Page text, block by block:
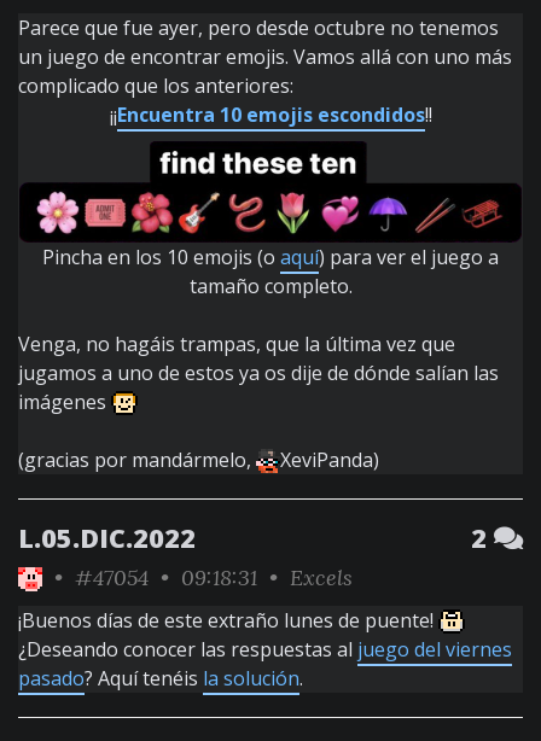
Parece que fue ayer, pero desde octubre no tenemos
un juego de encontrar emojis. Vamos allá con uno más
complicado que los anteriores:
¡¡Encuentra 10 emojis escondidos!!
Pincha en los 10 emojis (o aquí) para ver el juego a
tamaño completo.
Venga, no hagáis trampas, que la última vez que
jugamos a uno de estos ya os dije de dónde salían las
imágenes
(gracias por mandármelo, XeviPanda)
L.05.DIC.2022 2
• #47054 • 09:18:31 • Excels
¡Buenos días de este extraño lunes de puente!
¿Deseando conocer las respuestas al juego del viernes
pasado? Aquí tenéis la solución.